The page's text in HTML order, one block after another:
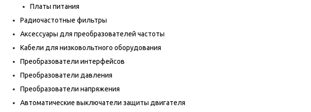
Платы питания
Радиочастотные фильтры
Аксессуары для преобразователей частоты
Кабели для низковольтного оборудования
Преобразователи интерфейсов
Преобразователи давления
Преобразователи напряжения
Автоматические выключатели защиты двигателя